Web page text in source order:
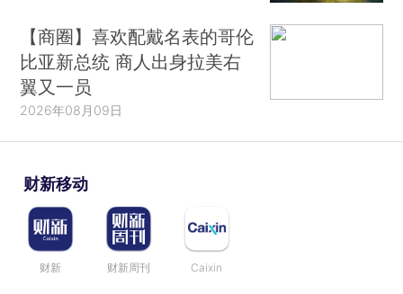
【商圈】喜欢配戴名表的哥伦
比亚新总统 商人出身拉美右
翼又一员
2026年08月09日
财新移动
财新 财新周刊 Caixin